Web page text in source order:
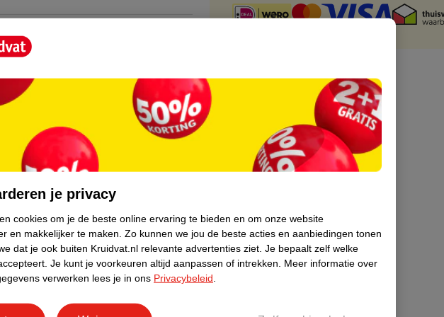
15 seconden tot het schuim zakt. Het
je privacy
cookies om je de beste online ervaring te bieden en om onze website
en makkelijker te maken. Zo kunnen we jou de beste acties en aanbiedingen tonen
dat je ook buiten Kruidvat.nl relevante advertenties ziet. Je bepaalt zelf welke
Je kunt je voorkeuren altijd aanpassen of intrekken.
Meer informatie over
verwerken lees je in ons Privacybeleid